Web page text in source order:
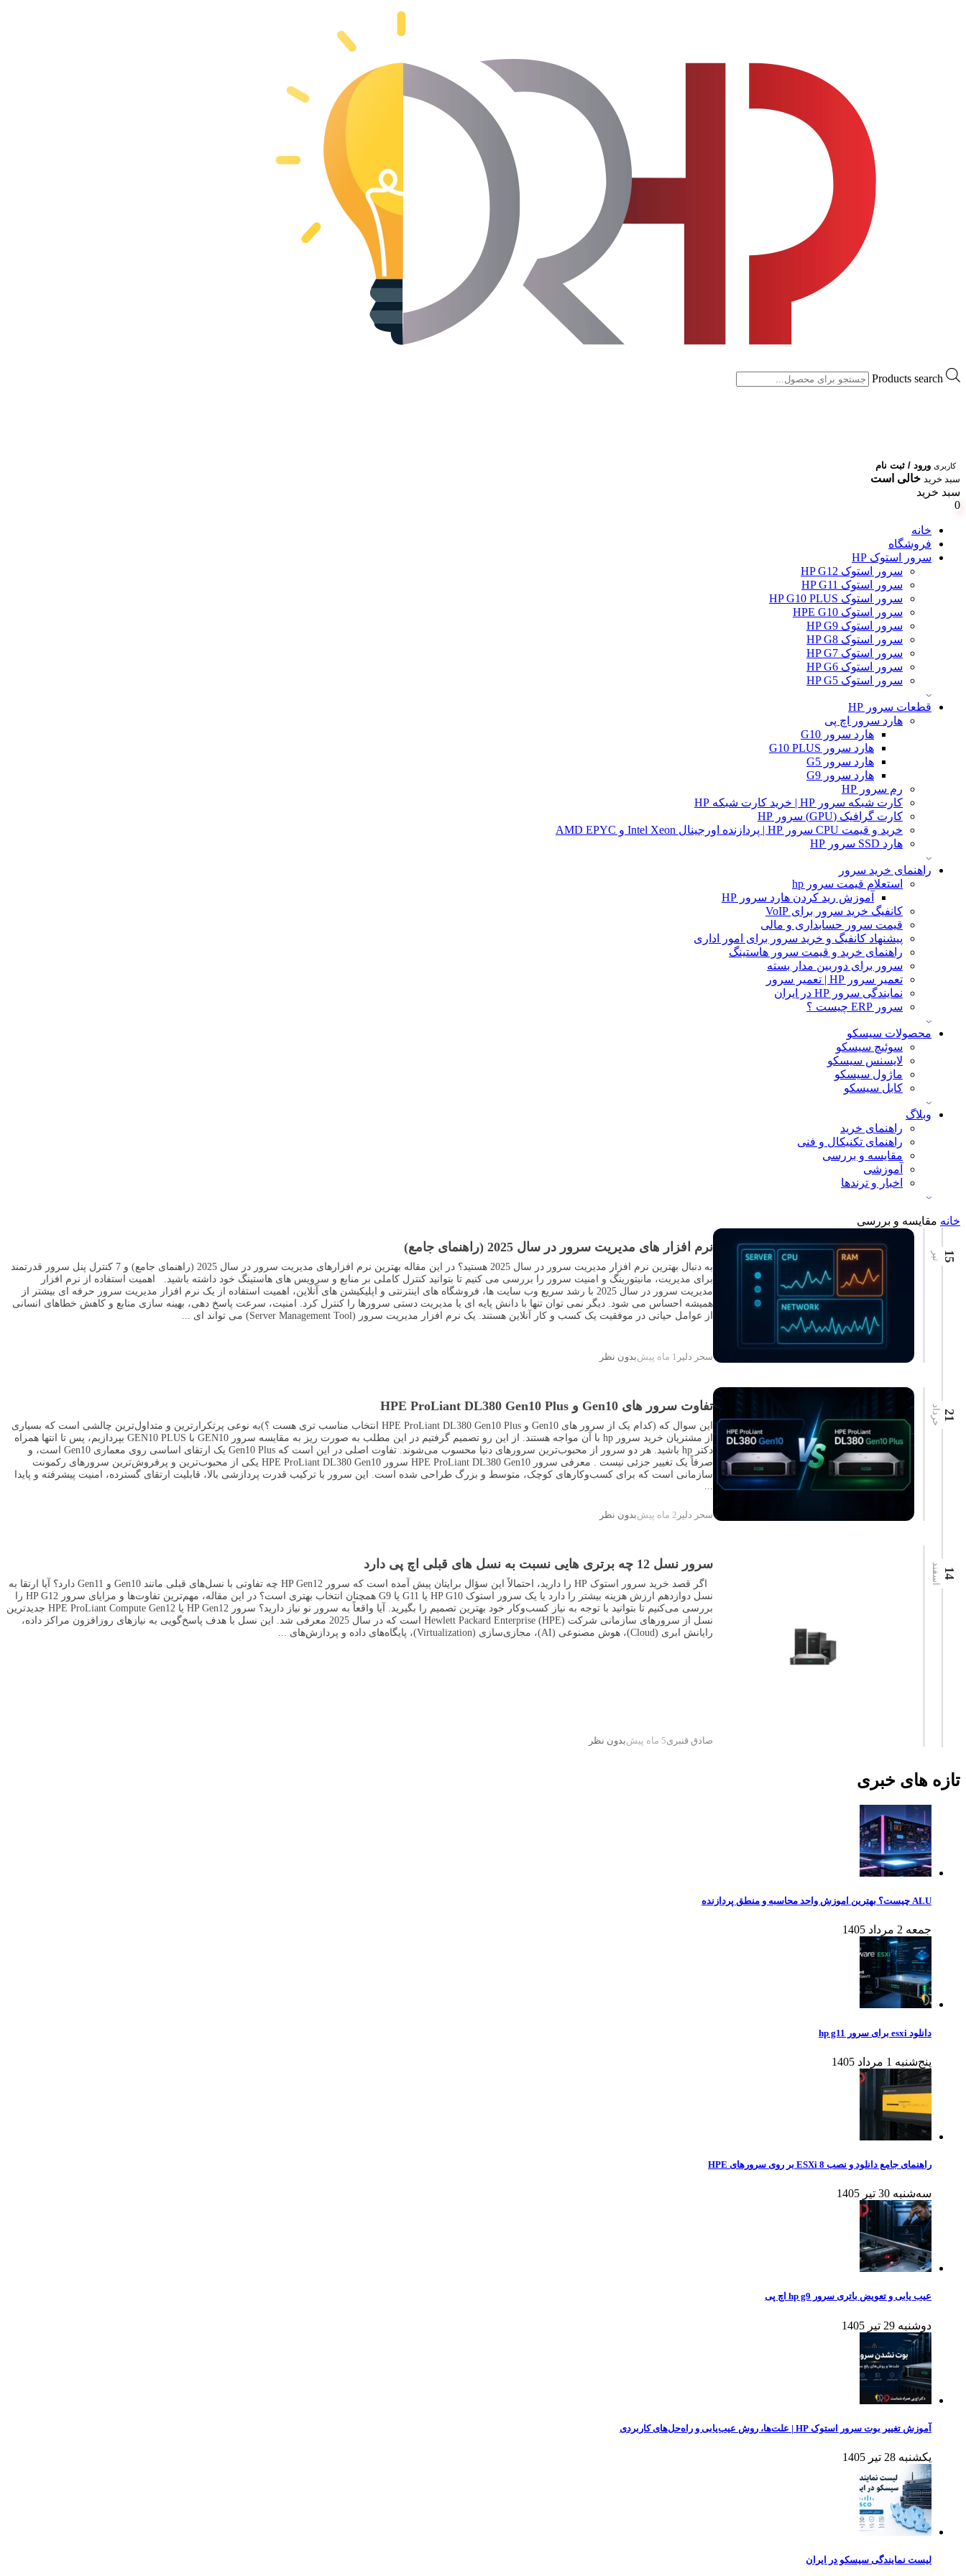
Products search
کاربری ورود / ثبت نام
سبد خرید خالی است
سبد خرید
0
خانه
فروشگاه
سرور استوک HP
سرور استوک HP G12
سرور استوک HP G11
سرور استوک HP G10 PLUS
سرور استوک HPE G10
سرور استوک HP G9
سرور استوک HP G8
سرور استوک HP G7
سرور استوک HP G6
سرور استوک HP G5
قطعات سرور HP
هارد سرور اچ پی
هارد سرور G10
هارد سرور G10 PLUS
هارد سرور G5
هارد سرور G9
رم سرور HP
کارت شبکه سرور HP | خرید کارت شبکه HP
کارت گرافیک (GPU) سرور HP
خرید و قیمت CPU سرور HP | پردازنده اورجینال Intel Xeon و AMD EPYC
هارد SSD سرور HP
راهنمای خرید سرور
استعلام قیمت سرور hp
آموزش ريد كردن هارد سرور HP
کانفیگ خرید سرور برای VoIP
قیمت سرور حسابداری و مالی
پیشنهاد کانفیگ و خرید سرور برای امور اداری
راهنمای خرید و قیمت سرور هاستینگ
سرور برای دوربین مدار بسته
تعمیر سرور HP | تعمیر سرور
نمایندگی سرور HP در ایران
سرور ERP چیست ؟
محصولات سیسکو
سوئیچ سیسکو
لایسنس سیسکو
ماژول سیسکو
کابل سیسکو
وبلاگ
راهنمای خرید
راهنمای تکنیکال و فنی
مقایسه و بررسی
آموزشی
اخبار و ترندها
خانه مقایسه و بررسی
15 تیر
نرم افزار های مدیریت سرور در سال 2025 (راهنمای جامع)
به دنبال بهترین نرم افزار مدیریت سرور در سال 2025 هستید؟ در این مقاله بهترین نرم افزارهای مدیریت سرور در سال 2025 (راهنمای جامع) و 7 کنترل پنل سرور قدرتمند
برای مدیریت، مانیتورینگ و امنیت سرور را بررسی می کنیم تا بتوانید کنترل کاملی بر منابع و سرویس های هاستینگ خود داشته باشید. اهمیت استفاده از نرم افزار
مدیریت سرور در سال 2025 با رشد سریع وب سایت ها، فروشگاه های اینترنتی و اپلیکیشن های آنلاین، اهمیت استفاده از یک نرم افزار مدیریت سرور حرفه ای بیشتر از
همیشه احساس می شود. دیگر نمی توان تنها با دانش پایه ای یا مدیریت دستی سرورها را کنترل کرد. امنیت، سرعت پاسخ دهی، بهینه سازی منابع و کاهش خطاهای انسانی
از عوامل حیاتی در موفقیت یک کسب و کار آنلاین هستند. یک نرم افزار مدیریت سرور (Server Management Tool) می تواند ای ...
سحر دلیر 1 ماه پیش بدون نظر
21 خرداد تفاوت سرور های Gen10 و HPE ProLiant DL380 Gen10 Plus
این سوال که (کدام یک از سرور های Gen10 و HPE ProLiant DL380 Gen10 Plus انتخاب مناسب تری هست ؟)به نوعی پرتکرارترین و متداول‌ترین چالشی است که بسیاری
از مشتریان خرید سرور hp با آن مواجه هستند. از این رو تصمیم گرفتیم در این مطلب به صورت ریز به مقایسه سرور GEN10 با GEN10 PLUS بپردازیم، پس تا انتها همراه
دکتر hp باشید. هر دو سرور از محبوب‌ترین سرورهای دنیا محسوب می‌شوند. تفاوت اصلی در این است که Gen10 Plus یک ارتقای اساسی روی معماری Gen10 است، و
صرفاً یک تغییر جزئی نیست . معرفی سرور HPE ProLiant DL380 Gen10 سرور HPE ProLiant DL380 Gen10 یکی از محبوب‌ترین و پرفروش‌ترین سرورهای رکمونت
سازمانی است که برای کسب‌وکارهای کوچک، متوسط و بزرگ طراحی شده است. این سرور با ترکیب قدرت پردازشی بالا، قابلیت ارتقای گسترده، امنیت پیشرفته و پایدا
سحر دلیر 2 ماه پیش بدون نظر
14 اسفند سرور نسل 12 چه برتری هایی نسبت به نسل های قبلی اچ پی دارد
اگر قصد خرید سرور استوک HP را دارید، احتمالاً این سؤال برایتان پیش آمده است که سرور HP Gen12 چه تفاوتی با نسل‌های قبلی مانند Gen10 و Gen11 دارد؟ آیا ارتقا به
نسل دوازدهم ارزش هزینه بیشتر را دارد یا یک سرور استوک HP G10 یا G11 یا G9 همچنان انتخاب بهتری است؟ در این مقاله، مهم‌ترین تفاوت‌ها و مزایای سرور HP G12 را
بررسی می‌کنیم تا بتوانید با توجه به نیاز کسب‌وکار خود بهترین تصمیم را بگیرید. آیا واقعاً به سرور نو نیاز دارید؟ سرور HP Gen12 یا HPE ProLiant Compute Gen12 جدیدترین
نسل از سرورهای سازمانی شرکت Hewlett Packard Enterprise (HPE) است که در سال 2025 معرفی شد. این نسل با هدف پاسخ‌گویی به نیازهای روزافزون مراکز داده،
رایانش ابری (Cloud)، هوش مصنوعی (AI)، مجازی‌سازی (Virtualization)، پایگاه‌های داده و پردازش‌های ...
صادق قنبری5 ماه پیش بدون نظر
تازه های خبری
ALU چیست؟ بهترین اموزش واحد محاسبه و منطق پردازنده
جمعه 2 مرداد 1405
دانلود esxi برای سرور hp g11
پنج‌شنبه 1 مرداد 1405
راهنمای جامع دانلود و نصب ESXi 8 بر روی سرورهای HPE
سه‌شنبه 30 تیر 1405
عیب یابی و تعویض باتری سرور hp g9 اچ پی
دوشنبه 29 تیر 1405
آموزش تغییر بوت سرور استوک HP | علت‌ها، روش عیب‌یابی و راه‌حل‌های کاربردی
یکشنبه 28 تیر 1405
لیست نمایندگی سیسکو در ایران